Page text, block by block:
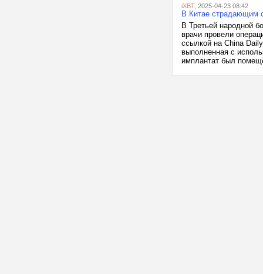
iXBT, 2025-04-23 08:42
В Китае страдающим
В Третьей народной
врачи провели
ссылкой на China
выполненная с
имплантат был